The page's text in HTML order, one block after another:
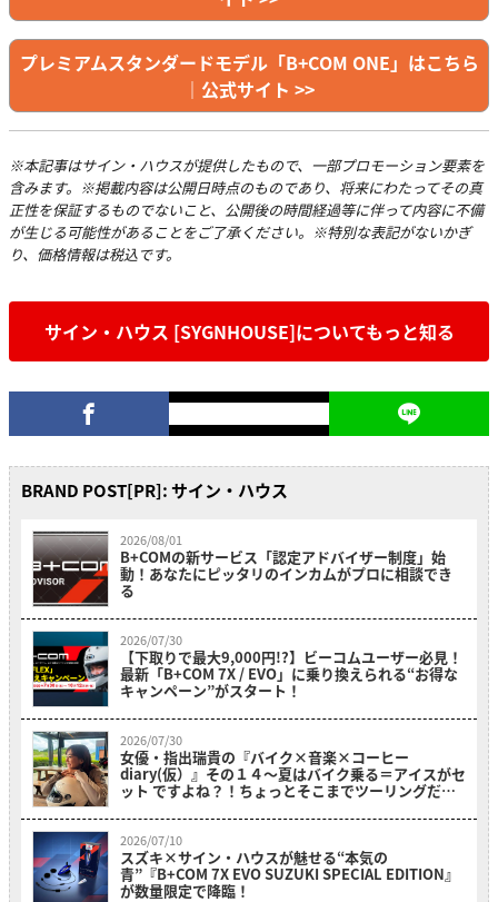
プレミアムスタンダードモデル「B+COM ONE」はこちら
｜公式サイト >>
※本記事はサイン・ハウスが提供したもので、一部プロモーション要素を
含みます。※掲載内容は公開日時点のものであり、将来にわたってその真
正性を保証するものでないこと、公開後の時間経過等に伴って内容に不備
が生じる可能性があることをご了承ください。※特別な表記がないかぎ
り、価格情報は税込です。
サイン・ハウス [SYGNHOUSE]についてもっと知る
BRAND POST[PR]: サイン・ハウス
2026/08/01
B+COMの新サービス「認定アドバイザー制度」始
動！あなたにピッタリのインカムがプロに相談でき
る
2026/07/30
【下取りで最大9,000円!?】ビーコムユーザー必見！
最新「B+COM 7X / EVO」に乗り換えられる“お得な
キャンペーン”がスタート！
2026/07/30
女優・指出瑞貴の『バイク×音楽×コーヒー
diary(仮）』その１４〜夏はバイク乗る＝アイスがセ
ット ですよね？！ちょっとそこまでツーリングだ
2026/07/10
スズキ×サイン・ハウスが魅せる“本気の
青”『B+COM 7X EVO SUZUKI SPECIAL EDITION』
が数量限定で降臨！